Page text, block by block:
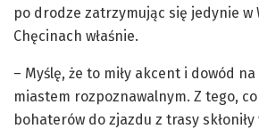
po drodze zatrzymując się jedynie w
Chęcinach właśnie.
– Myślę, że to miły akcent i dowód
miastem rozpoznawalnym. Z tego, co
bohaterów do zjazdu z trasy skłoniły